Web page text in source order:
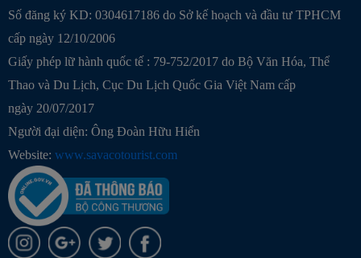
Số đăng ký KD: 0304617186 do Sở kế hoạch và đầu tư TPHCM
cấp ngày 12/10/2006
Giấy phép lữ hành quốc tế : 79-752/2017 do Bộ Văn Hóa, Thể
Thao và Du Lịch, Cục Du Lịch Quốc Gia Việt Nam cấp
ngày 20/07/2017
Người đại diện: Ông Đoàn Hữu Hiển
Website: www.savacotourist.com